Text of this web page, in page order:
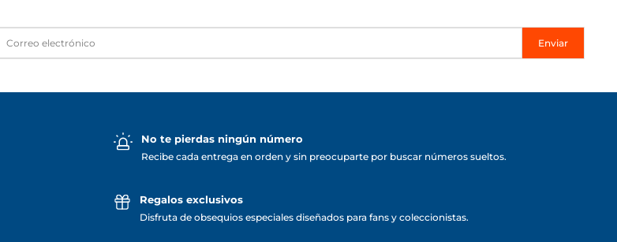
Enviar
No te pierdas ningún número
Recibe cada entrega en orden y sin preocuparte por buscar números sueltos.
Regalos exclusivos
Disfruta de obsequios especiales diseñados para fans y coleccionistas.